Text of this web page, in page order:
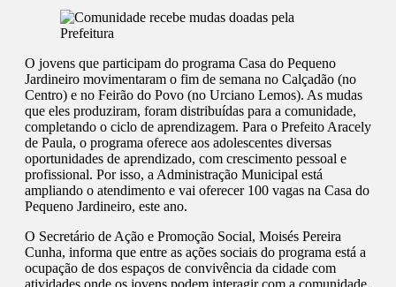
O jovens que participam do programa Casa do Pequeno
Jardineiro movimentaram o fim de semana no Calçadão (no
Centro) e no Feirão do Povo (no Urciano Lemos). As mudas
que eles produziram, foram distribuídas para a comunidade,
completando o ciclo de aprendizagem. Para o Prefeito Aracely
de Paula, o programa oferece aos adolescentes diversas
oportunidades de aprendizado, com crescimento pessoal e
profissional. Por isso, a Administração Municipal está
ampliando o atendimento e vai oferecer 100 vagas na Casa do
Pequeno Jardineiro, este ano.
O Secretário de Ação e Promoção Social, Moisés Pereira
Cunha, informa que entre as ações sociais do programa está a
ocupação de dos espaços de convivência da cidade com